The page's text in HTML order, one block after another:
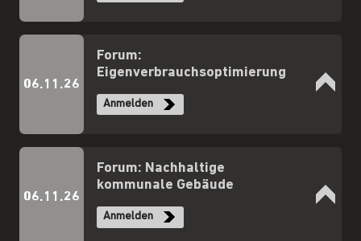
06.11.26
Forum:
Eigenverbrauchsoptimierung
Anmelden
06.11.26
Forum: Nachhaltige
kommunale Gebäude
Anmelden